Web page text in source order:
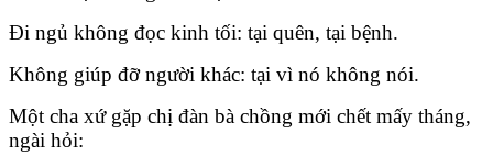
Đi ngủ không đọc kinh tối: tại quên, tại bệnh.
Không giúp đỡ người khác: tại vì nó không nói.
Một cha xứ gặp chị đàn bà chồng mới chết mấy tháng,
ngài hỏi: